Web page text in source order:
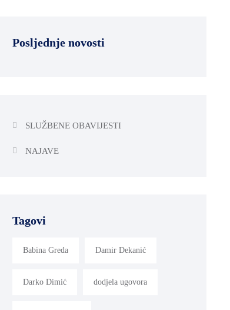
Posljednje novosti
SLUŽBENE OBAVIJESTI
NAJAVE
Tagovi
Babina Greda Damir Dekanić
Darko Dimić dodjela ugovora